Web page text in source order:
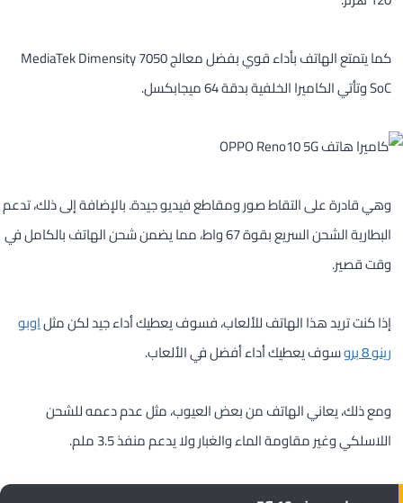
كما يتمتع الهاتف بأداء قوي بفضل معالج MediaTek Dimensity 7050
SoC وتأتي الكاميرا الخلفية بدقة 64 ميجابكسل.
وهي قادرة على التقاط صور ومقاطع فيديو جيدة. بالإضافة إلى ذلك، تدعم
البطارية الشحن السريع بقوة 67 واط، مما يضمن شحن الهاتف بالكامل في
وقت قصير.
إذا كنت تريد هذا الهاتف للألعاب، فسوف يعطيك أداء جيد لكن مثلاوبو
رينو 8 برو
سوف يعطيك أداء أفضل في الألعاب.
ومع ذلك، يعاني الهاتف من بعض العيوب، مثل عدم دعمه للشحن
اللاسلكي وغير مقاومة الماء والغبار ولا يدعم منفذ 3.5 ملم.